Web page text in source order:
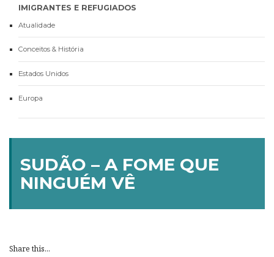
IMIGRANTES E REFUGIADOS
Atualidade
Conceitos & História
Estados Unidos
Europa
SUDÃO – A FOME QUE
NINGUÉM VÊ
Share this...